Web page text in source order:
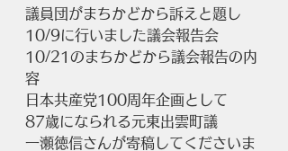
議員団がまちかどから訴えと題し
10/9に行いました議会報告会
10/21のまちかどから議会報告の内
容
日本共産党100周年企画として
87歳になられる元東出雲町議
一瀬徳信さんが寄稿してくださいま